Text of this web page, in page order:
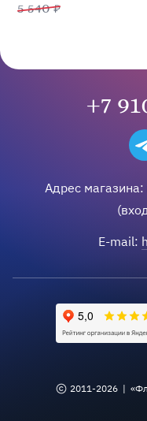
5 540 ₽
+7
Адрес магазина:
E-mail:
2011-2026 |